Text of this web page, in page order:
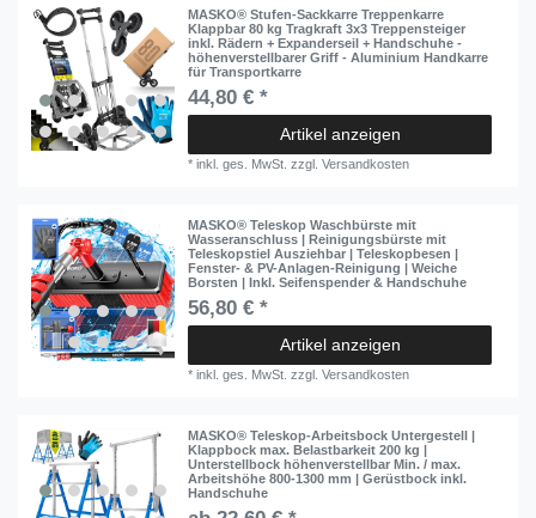
MASKO® Stufen-Sackkarre Treppenkarre
Klappbar 80 kg Tragkraft 3x3 Treppensteiger
inkl. Rädern + Expanderseil + Handschuhe -
höhenverstellbarer Griff - Aluminium Handkarre
für Transportkarre
44,80 € *
Artikel anzeigen
*inkl. ges. MwSt. zzgl.Versandkosten
MASKO® Teleskop Waschbürste mit
Wasseranschluss | Reinigungsbürste mit
Teleskopstiel Ausziehbar | Teleskopbesen |
Fenster- & PV-Anlagen-Reinigung | Weiche
Borsten | Inkl. Seifenspender & Handschuhe
56,80 € *
Artikel anzeigen
*inkl. ges. MwSt. zzgl.Versandkosten
MASKO® Teleskop-Arbeitsbock Untergestell |
Klappbock max. Belastbarkeit 200 kg |
Unterstellbock höhenverstellbar Min. / max.
Arbeitshöhe 800-1300 mm | Gerüstbock inkl.
Handschuhe